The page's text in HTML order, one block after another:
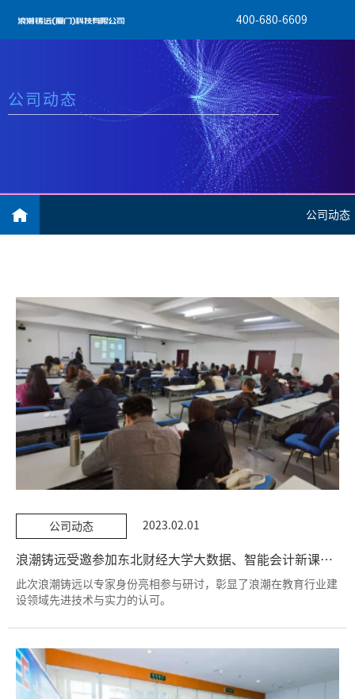
400-680-6609
公司动态
公司动态
公司动态 2023.02.01
浪潮铸远受邀参加东北财经大学大数据、智能会计新课程开发研讨会
此次浪潮铸远以专家身份亮相参与研讨，彰显了浪潮在教育行业建
设领域先进技术与实力的认可。